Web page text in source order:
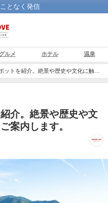
となく発信
グルメ ホテル 温泉
ットを紹介。絶景や歴史や文化に触れ
介。絶景や歴史や文
案内します。